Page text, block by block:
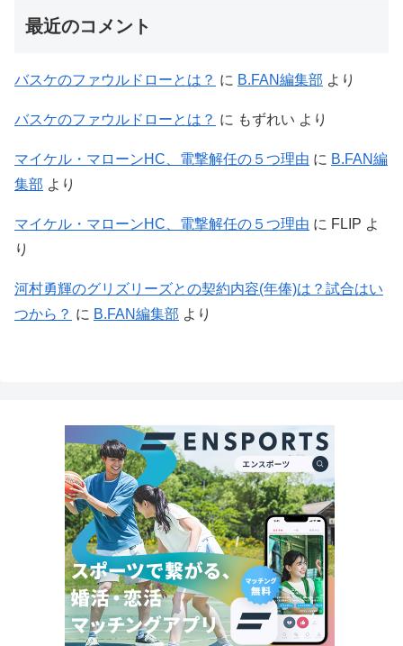
最近のコメント
バスケのファウルドローとは？ に B.FAN編集部 より
バスケのファウルドローとは？ に もずれい より
マイケル・マローンHC、電撃解任の５つ理由 に B.FAN編
集部 より
マイケル・マローンHC、電撃解任の５つ理由 に FLIP よ
り
河村勇輝のグリズリーズとの契約内容(年俸)は？試合はい
つから？ に B.FAN編集部 より